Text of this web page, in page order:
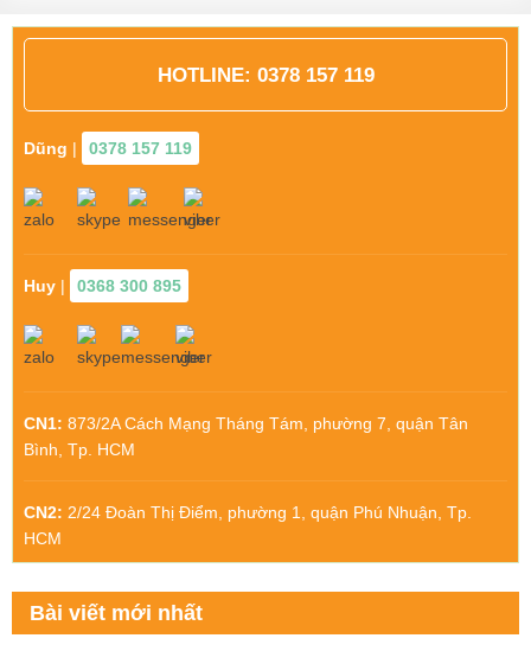
HOTLINE: 0378 157 119
Dũng | 0378 157 119
Huy | 0368 300 895
CN1: 873/2A Cách Mạng Tháng Tám, phường 7, quận Tân
Bình, Tp. HCM
CN2: 2/24 Đoàn Thị Điểm, phường 1, quận Phú Nhuận, Tp.
HCM
Bài viết mới nhất